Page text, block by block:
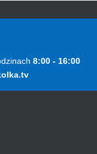
8:00 - 16:00